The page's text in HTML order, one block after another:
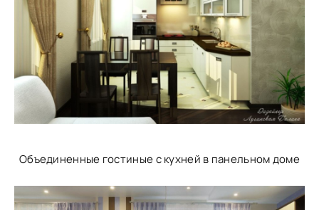
Объединенные гостиные с кухней в панельном доме